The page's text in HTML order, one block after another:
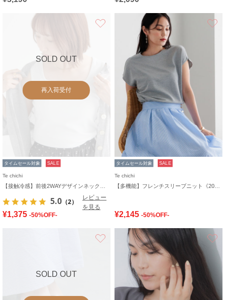
SOLD OUT
再入荷受付
タイムセール対象 SALE
Te chichi
5.0 （2）
レビュー
を見る
¥1,375 -50%OFF-
タイムセール対象 SALE
Te chichi
¥2,145 -50%OFF-
SOLD OUT
お気に入り